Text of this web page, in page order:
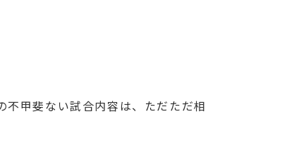
甲斐ない試合内容は、ただただ相